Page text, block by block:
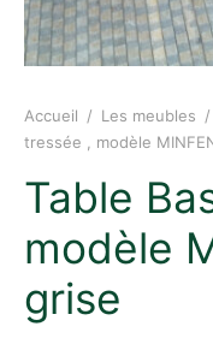
Accueil / Les meubles /
tressée , modèle
Table
modèle
grise